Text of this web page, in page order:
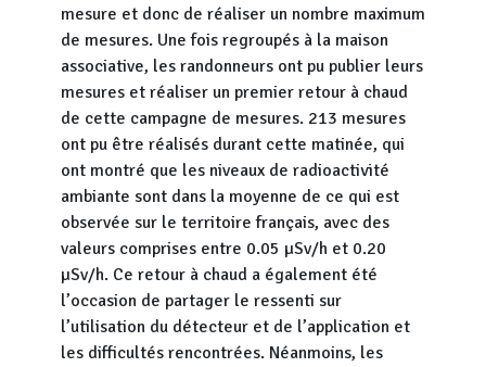
mesure et donc de réaliser un nombre maximum
de mesures. Une fois regroupés à la maison
associative, les randonneurs ont pu publier leurs
mesures et réaliser un premier retour à chaud
de cette campagne de mesures. 213 mesures
ont pu être réalisés durant cette matinée, qui
ont montré que les niveaux de radioactivité
ambiante sont dans la moyenne de ce qui est
observée sur le territoire français, avec des
valeurs comprises entre 0.05 µSv/h et 0.20
µSv/h. Ce retour à chaud a également été
l’occasion de partager le ressenti sur
l’utilisation du détecteur et de l’application et
les difficultés rencontrées. Néanmoins, les